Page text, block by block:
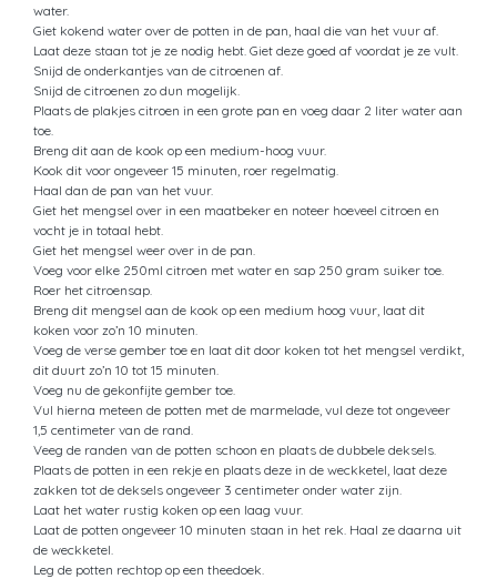
water.
Giet kokend water over de potten in de pan, haal die van het vuur af.
Laat deze staan tot je ze nodig hebt. Giet deze goed af voordat je ze vult.
Snijd de onderkantjes van de citroenen af.
Snijd de citroenen zo dun mogelijk.
Plaats de plakjes citroen in een grote pan en voeg daar 2 liter water aan
toe.
Breng dit aan de kook op een medium-hoog vuur.
Kook dit voor ongeveer 15 minuten, roer regelmatig.
Haal dan de pan van het vuur.
Giet het mengsel over in een maatbeker en noteer hoeveel citroen en
vocht je in totaal hebt.
Giet het mengsel weer over in de pan.
Voeg voor elke 250ml citroen met water en sap 250 gram suiker toe.
Roer het citroensap.
Breng dit mengsel aan de kook op een medium hoog vuur, laat dit
koken voor zo’n 10 minuten.
Voeg de verse gember toe en laat dit door koken tot het mengsel verdikt,
dit duurt zo’n 10 tot 15 minuten.
Voeg nu de gekonfijte gember toe.
Vul hierna meteen de potten met de marmelade, vul deze tot ongeveer
1,5 centimeter van de rand.
Veeg de randen van de potten schoon en plaats de dubbele deksels.
Plaats de potten in een rekje en plaats deze in de weckketel, laat deze
zakken tot de deksels ongeveer 3 centimeter onder water zijn.
Laat het water rustig koken op een laag vuur.
Laat de potten ongeveer 10 minuten staan in het rek. Haal ze daarna uit
de weckketel.
Leg de potten rechtop op een theedoek.